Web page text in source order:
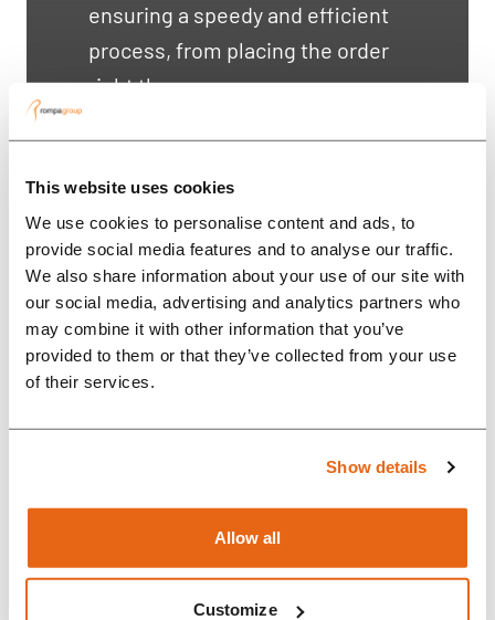
This website uses cookies
We use cookies to personalise content and ads, to
provide social media features and to analyse our traffic.
We also share information about your use of our site with
our social media, advertising and analytics partners who
may combine it with other information that you’ve
provided to them or that they’ve collected from your use
of their services.
Show details
Allow all
Customize
ensuring a speedy and efficient
process, from placing the order
right throu...
Alles über Rompa
News
WHY CHOOSE ROMPA
GERMANY AS A PART OF YOUR